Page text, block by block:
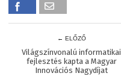
← ELŐZŐ
Világszínvonalú informatikai
fejlesztés kapta a Magyar
Innovációs Nagydíjat